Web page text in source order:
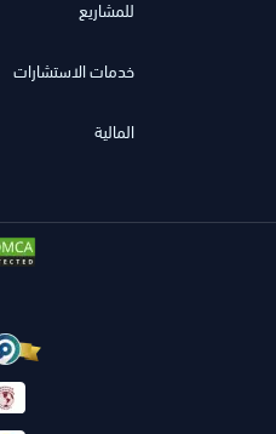
للمشاريع
خدمات الاستشارات
المالية